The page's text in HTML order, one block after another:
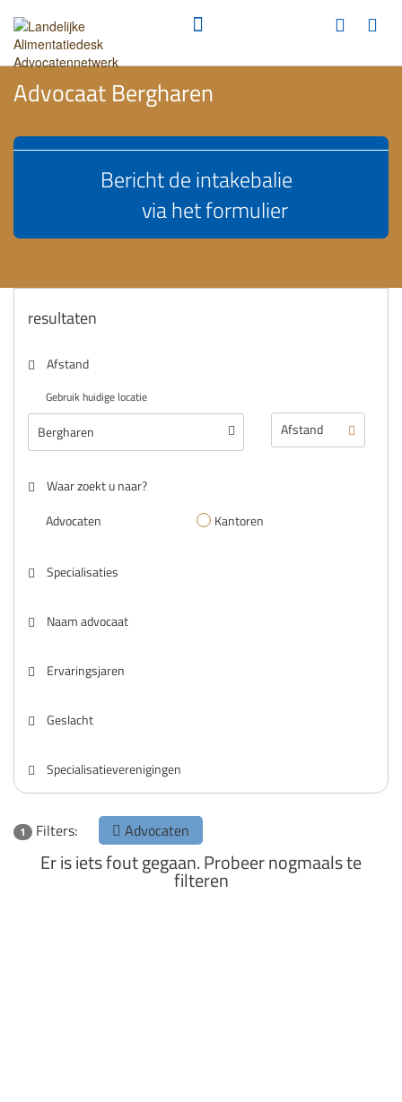
Advocaat Bergharen
Bericht de intakebalie
via het formulier
resultaten
Afstand
Gebruik huidige locatie
Waar zoekt u naar?
Advocaten
Kantoren
Specialisaties
Naam advocaat
Ervaringsjaren
Geslacht
Specialisatieverenigingen
1 Filters: Advocaten
Er is iets fout gegaan. Probeer nogmaals te
filteren